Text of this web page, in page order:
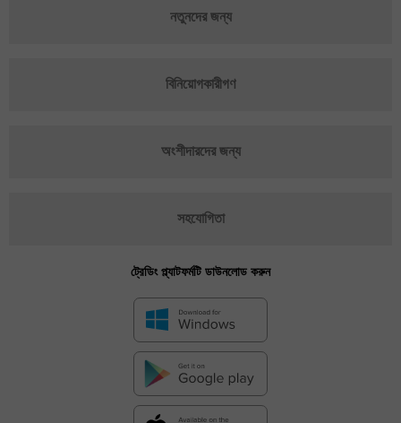
নতুনদের জন্য
বিনিয়োগকারীগণ
অংশীদারদের জন্য
সহযোগিতা
ট্রেডিং প্ল্যাটফর্মটি ডাউনলোড করুন